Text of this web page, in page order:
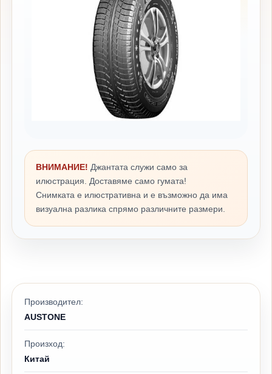
ВНИМАНИЕ! Джантата служи само за
илюстрация. Доставяме само гумата!
Снимката е илюстративна и е възможно да има
визуална разлика спрямо различните размери.
Производител:
AUSTONE
Произход:
Китай